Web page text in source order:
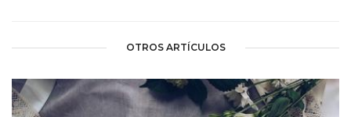
OTROS ARTÍCULOS